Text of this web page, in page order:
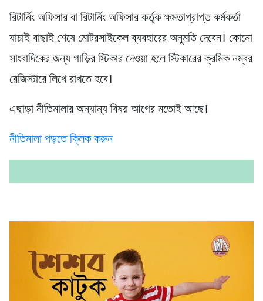
রিটার্নিং অফিসার বা রিটার্নিং অফিসার কর্তৃক ক্ষমতাপ্রাপ্ত কর্মকর্তা
যাচাই বাছাই শেষে মোটরসাইকেল ব্যবহারের অনুমতি দেবেন। কোনো
সাংবাদিকের জন্য গাড়ির স্টিকার দেওয়া হলে স্টিকারের ক্রমিক নম্বর
রেজিস্টারে লিখে রাখতে হবে।
এছাড়া নীতিমালার অন্যান্য বিষয় আগের মতোই আছে।
নীতিমালা পড়তে ক্লিক করুন